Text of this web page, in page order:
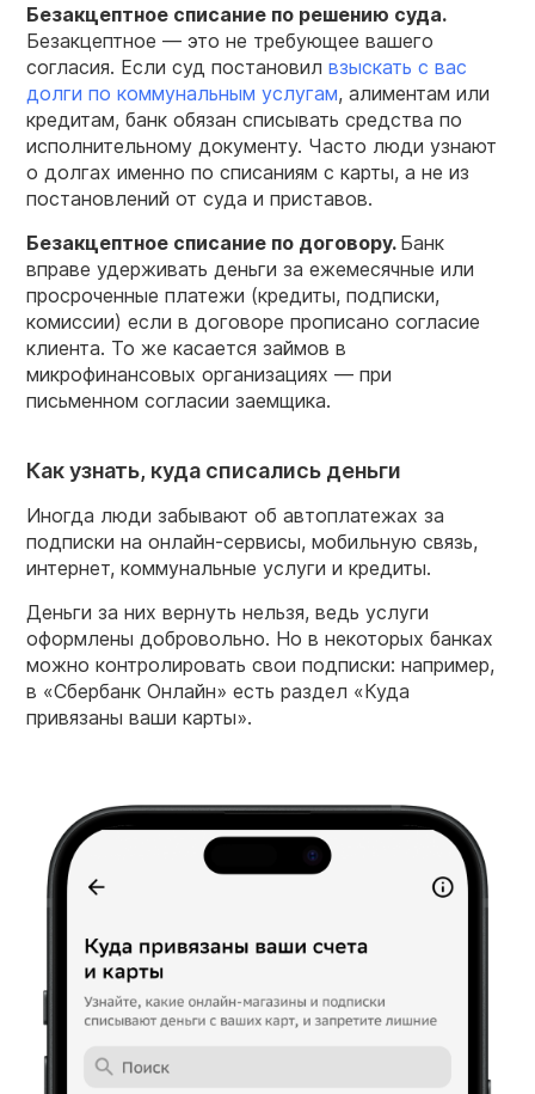
Безакцептное списание по решению суда.
Безакцептное — это не требующее вашего
согласия. Если суд постановил взыскать с вас
долги по коммунальным услугам, алиментам или
кредитам, банк обязан списывать средства по
исполнительному документу. Часто люди узнают
о долгах именно по списаниям с карты, а не из
постановлений от суда и приставов.
Безакцептное списание по договору. Банк
вправе удерживать деньги за ежемесячные или
просроченные платежи (кредиты, подписки,
комиссии) если в договоре прописано согласие
клиента. То же касается займов в
микрофинансовых организациях — при
письменном согласии заемщика.
Как узнать, куда списались деньги
Иногда люди забывают об автоплатежах за
подписки на онлайн-сервисы, мобильную связь,
интернет, коммунальные услуги и кредиты.
Деньги за них вернуть нельзя, ведь услуги
оформлены добровольно. Но в некоторых банках
можно контролировать свои подписки: например,
в «Сбербанк Онлайн» есть раздел «Куда
привязаны ваши карты».